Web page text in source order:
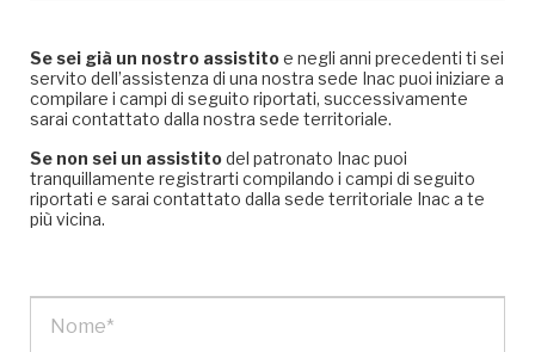
Se sei già un nostro assistitoe negli anni precedenti ti sei
servito dell’assistenza di una nostra sede Inac puoi iniziare a
compilare i campi di seguito riportati, successivamente
sarai contattato dalla nostra sede territoriale.
Se non sei un assistitodel patronato Inac puoi
tranquillamente registrarti compilando i campi di seguito
riportati e sarai contattato dalla sede territoriale Inac a te
più vicina.